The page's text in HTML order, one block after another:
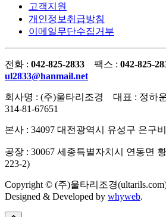
고객지원
개인정보취급방침
이메일무단수집거부
전화 : 042-825-2833 팩스 : 042-825-
ul2833@hanmail.net
회사명 : (주)울타리조경 대표 : 정하
314-81-67651
본사 : 34097 대전광역시 유성구 은구
공장 : 30067 세종특별자치시 연동면
223-2)
Copyright © (주)울타리조경
Designed & Developed by whyweb.